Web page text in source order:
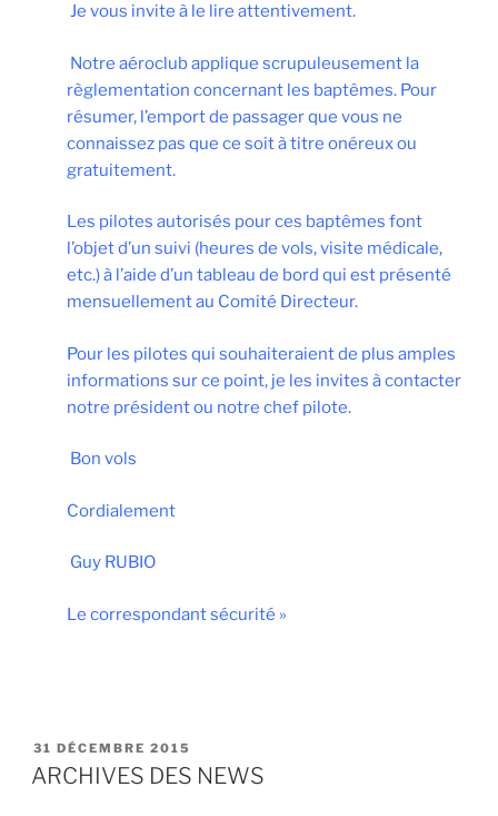
Je vous invite à le lire attentivement.
Notre aéroclub applique scrupuleusement la
règlementation concernant les baptêmes. Pour
résumer, l’emport de passager que vous ne
connaissez pas que ce soit à titre onéreux ou
gratuitement.
Les pilotes autorisés pour ces baptêmes font
l’objet d’un suivi (heures de vols, visite médicale,
etc.) à l’aide d’un tableau de bord qui est présenté
mensuellement au Comité Directeur.
Pour les pilotes qui souhaiteraient de plus amples
informations sur ce point, je les invites à contacter
notre président ou notre chef pilote.
Bon vols
Cordialement
Guy RUBIO
Le correspondant sécurité »
PUBLIÉ
LE
31 DÉCEMBRE 2015
ARCHIVES DES NEWS